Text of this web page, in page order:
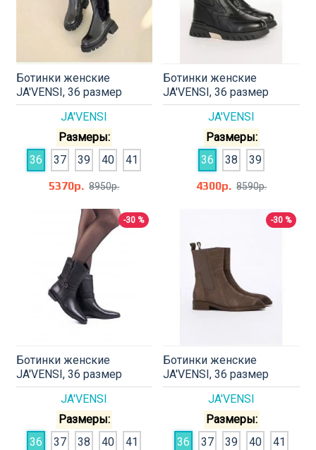
JA'VENSI
Ботинки женские
JA'VENSI, 36 размер
Размеры:
36
37 39 40
41
5370р. 8950р.
JA'VENSI
Ботинки женские
JA'VENSI, 36 размер
Размеры:
36
38
39
4300р. 8590р.
-30 %
JA'VENSI
Ботинки женские
JA'VENSI, 36 размер
Размеры:
36
37 38 40
41
-30 %
JA'VENSI
Ботинки женские
JA'VENSI, 36 размер
Размеры:
36
37 39 40
41